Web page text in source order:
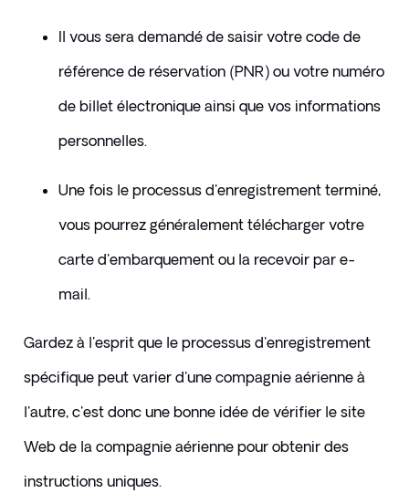
Il vous sera demandé de saisir votre code de
référence de réservation (PNR) ou votre numéro
de billet électronique ainsi que vos informations
personnelles.
Une fois le processus d'enregistrement terminé,
vous pourrez généralement télécharger votre
carte d'embarquement ou la recevoir par e-
mail.
Gardez à l'esprit que le processus d'enregistrement
spécifique peut varier d'une compagnie aérienne à
l'autre, c'est donc une bonne idée de vérifier le site
Web de la compagnie aérienne pour obtenir des
instructions uniques.